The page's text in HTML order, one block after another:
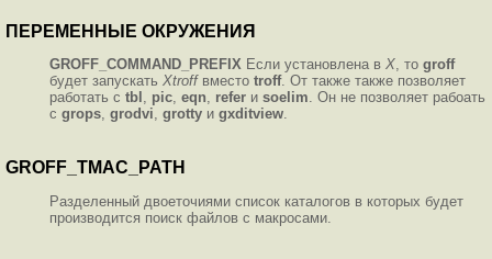
ПЕРЕМЕННЫЕ ОКРУЖЕНИЯ
GROFF_COMMAND_PREFIX Если установлена в X , то groff
будет запускать Xtroffвместо troff. От также также позволяет
работать с tbl pic eqn refer и soelim . Он не позволяет рабоать
с grops grodvi grotty и gxditview
GROFF_TMAC_PATH
Разделенный двоеточиями список каталогов в которых будет
производится поиск файлов с макросами.